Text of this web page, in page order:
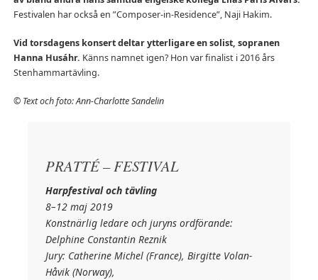
Festivalen har också en ”Composer-in-Residence”, Naji Hakim.
Vid torsdagens konsert deltar ytterligare en solist, sopranen
Hanna Husáhr. Känns namnet igen? Hon var finalist i 2016 års
Stenhammartävling.
© Text och foto: Ann-Charlotte Sandelin
PRATTÉ – FESTIVAL
Harpfestival och tävling
8–12 maj 2019
Konstnärlig ledare och juryns ordförande:
Delphine Constantin Reznik
Jury: Catherine Michel (France), Birgitte Volan-
Håvik (Norway),